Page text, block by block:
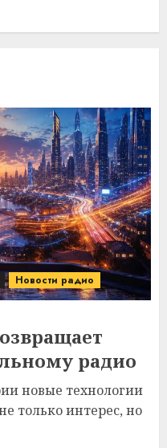
Новости радио
радио
новые технологии
только интерес, но